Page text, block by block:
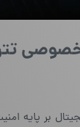
بر پایه